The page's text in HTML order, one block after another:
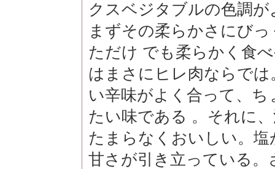
クスベジタブルの色調
まずその柔らかさにび
ただけ でも柔らかく食
はまさにヒレ肉ならで
い辛味がよく合って、
たい味である 。それに
たまらなくおいしい。
甘さが引き立っている